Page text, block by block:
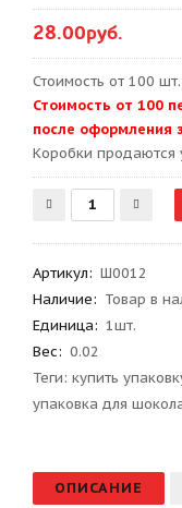
28.00руб.
Стоимость от 100
Стоимость от 100
после оформления
Kоробки продаются
Артикул: Ш0012
Наличие: Товар в
Единица: 1шт.
Вес: 0.02
Теги: купить
упаковка для
ОПИСАНИЕ